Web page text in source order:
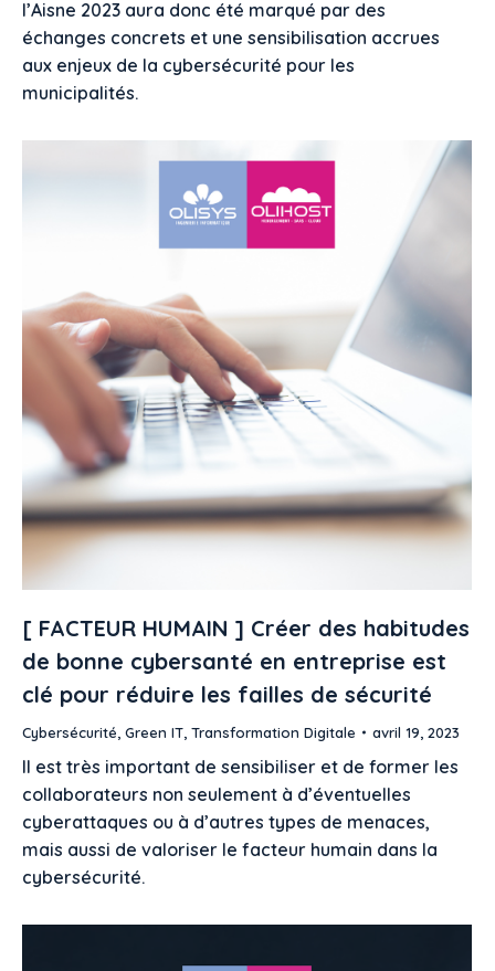
l’Aisne 2023 aura donc été marqué par des
échanges concrets et une sensibilisation accrues
aux enjeux de la cybersécurité pour les
municipalités.
[ FACTEUR HUMAIN ] Créer des habitudes
de bonne cybersanté en entreprise est
clé pour réduire les failles de sécurité
Cybersécurité, Green IT, Transformation Digitale avril 19, 2023
Il est très important de sensibiliser et de former les
collaborateurs non seulement à d’éventuelles
cyberattaques ou à d’autres types de menaces,
mais aussi de valoriser le facteur humain dans la
cybersécurité.